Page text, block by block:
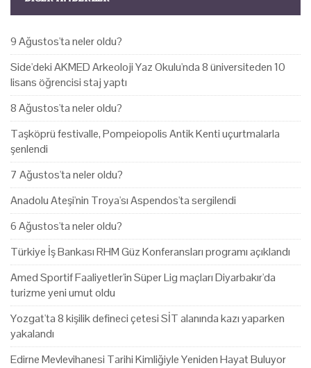
9 Ağustos'ta neler oldu?
Side'deki AKMED Arkeoloji Yaz Okulu'nda 8 üniversiteden 10
lisans öğrencisi staj yaptı
8 Ağustos'ta neler oldu?
Taşköprü festivalle, Pompeiopolis Antik Kenti uçurtmalarla
şenlendi
7 Ağustos'ta neler oldu?
Anadolu Ateşi'nin Troya'sı Aspendos'ta sergilendi
6 Ağustos'ta neler oldu?
Türkiye İş Bankası RHM Güz Konferansları programı açıklandı
Amed Sportif Faaliyetler'in Süper Lig maçları Diyarbakır'da
turizme yeni umut oldu
Yozgat'ta 8 kişilik defineci çetesi SİT alanında kazı yaparken
yakalandı
Edirne Mevlevihanesi Tarihi Kimliğiyle Yeniden Hayat Buluyor